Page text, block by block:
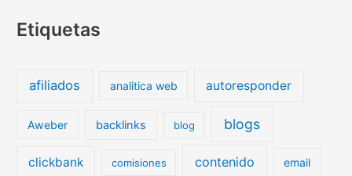
Etiquetas
afiliados analitica web autoresponder
Aweber backlinks blog blogs
clickbank comisiones contenido email